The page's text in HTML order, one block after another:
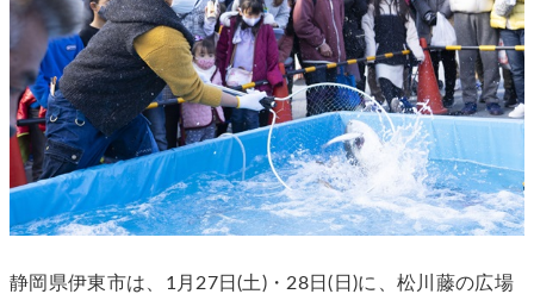
静岡県伊東市は、1月27日(土)・28日(日)に、松川藤の広場